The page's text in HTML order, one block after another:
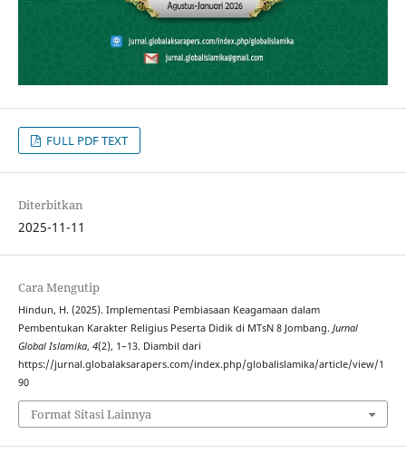
FULL PDF TEXT
Diterbitkan
2025-11-11
Cara Mengutip
Hindun, H. (2025). Implementasi Pembiasaan Keagamaan dalam
Pembentukan Karakter Religius Peserta Didik di MTsN 8 Jombang. Jurnal
Global Islamika, 4(2), 1–13. Diambil dari
https://jurnal.globalaksarapers.com/index.php/globalislamika/article/view/1
90
Format Sitasi Lainnya